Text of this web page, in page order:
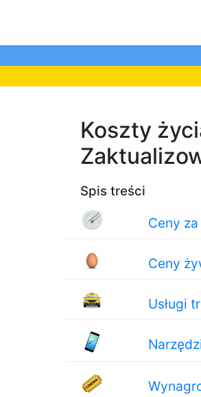
Koszty
Spis treści
Ceny
Ceny
Usługi